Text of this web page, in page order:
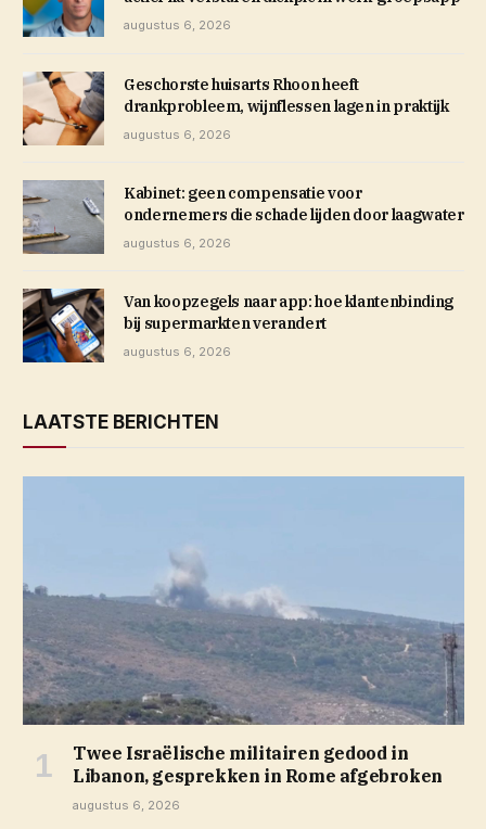
augustus 6, 2026
Geschorste huisarts Rhoon heeft
drankprobleem, wijnflessen lagen in praktijk
augustus 6, 2026
Kabinet: geen compensatie voor
ondernemers die schade lijden door laagwater
augustus 6, 2026
Van koopzegels naar app: hoe klantenbinding
bij supermarkten verandert
augustus 6, 2026
LAATSTE BERICHTEN
Twee Israëlische militairen gedood in
Libanon, gesprekken in Rome afgebroken
augustus 6, 2026